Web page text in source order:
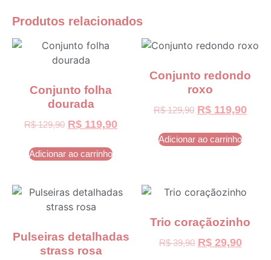
Produtos relacionados
Conjunto folha
dourada
R$129,90 R$ 119,90
Adicionar ao carrinho
Conjunto redondo
roxo
R$129,90 R$ 119,90
Adicionar ao carrinho
Pulseiras detalhadas
strass rosa
Trio coraçãozinho
R$39,90 R$29,90